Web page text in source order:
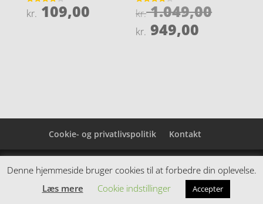
Vurderet
3.9
kr. 109,00
Vurderet
4.1
kr.1.049,00Den
kr. 949,00
Cookie- og privatlivspolitik Kontakt
Denne hjemmeside samler et bredt udvalg af
spændende varer. Siden er et affiiliatesite, og nogle
links kan være affiliatelinks.
Denne hjemmeside bruger cookies til at forbedre din oplevelse.
Læs mere
Cookie indstillinger Accepter